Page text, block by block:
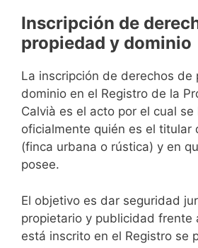
Inscripción de
propiedad y dominio
La inscripción de derechos de
dominio en el Registro de la
Calvià es el acto por el cual
oficialmente quién es el titular
(finca urbana o rústica) y en
posee.
El objetivo es dar seguridad
propietario y publicidad frente
está inscrito en el Registro se